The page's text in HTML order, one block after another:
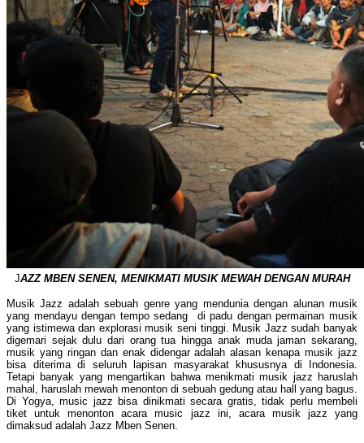
JAZZ MBEN SENEN, MENIKMATI MUSIK MEWAH DENGAN MURAH
Musik Jazz adalah sebuah genre yang mendunia dengan alunan musik
yang mendayu dengan tempo sedang di padu dengan permainan musik
yang istimewa dan explorasi musik seni tinggi. Musik Jazz sudah banyak
digemari sejak dulu dari orang tua hingga anak muda jaman sekarang,
musik yang ringan dan enak didengar adalah alasan kenapa musik jazz
bisa diterima di seluruh lapisan masyarakat khususnya di Indonesia.
Tetapi banyak yang mengartikan bahwa menikmati musik jazz haruslah
mahal, haruslah mewah menonton di sebuah gedung atau hall yang bagus.
Di Yogya, music jazz bisa dinikmati secara gratis, tidak perlu membeli
tiket untuk menonton acara music jazz ini, acara musik jazz yang
dimaksud adalah Jazz Mben Senen.